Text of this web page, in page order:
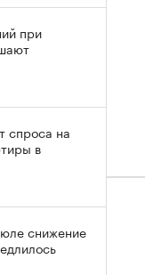
при
спроса на
в
снижение